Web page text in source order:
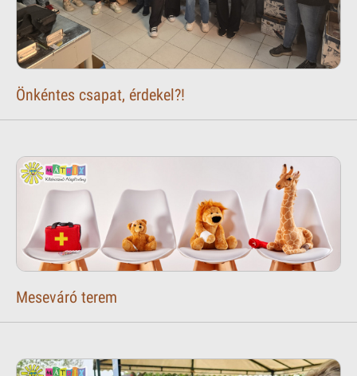
Önkéntes csapat, érdekel?!
Meseváró terem